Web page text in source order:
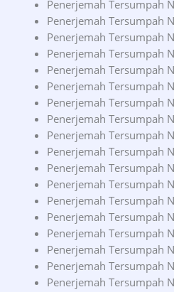
Penerjemah Tersumpah
Penerjemah Tersumpah
Penerjemah Tersumpah
Penerjemah Tersumpah
Penerjemah Tersumpah
Penerjemah Tersumpah
Penerjemah Tersumpah
Penerjemah Tersumpah
Penerjemah Tersumpah
Penerjemah Tersumpah
Penerjemah Tersumpah
Penerjemah Tersumpah
Penerjemah Tersumpah
Penerjemah Tersumpah
Penerjemah Tersumpah
Penerjemah Tersumpah
Penerjemah Tersumpah
Penerjemah Tersumpah